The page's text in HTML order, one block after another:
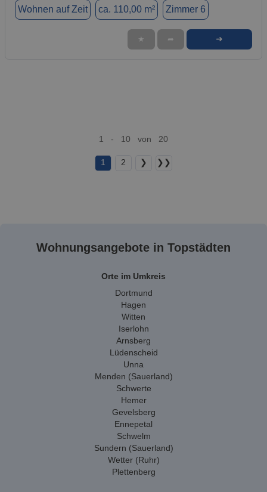
Wohnen auf Zeit ca. 110,00 m² Zimmer 6
★ ➦ ➜
1 - 10 von 20
1 2 ❯ ❯❯
Wohnungsangebote in Topstädten
Orte im Umkreis
Dortmund
Hagen
Witten
Iserlohn
Arnsberg
Lüdenscheid
Unna
Menden (Sauerland)
Schwerte
Hemer
Gevelsberg
Ennepetal
Schwelm
Sundern (Sauerland)
Wetter (Ruhr)
Plettenberg